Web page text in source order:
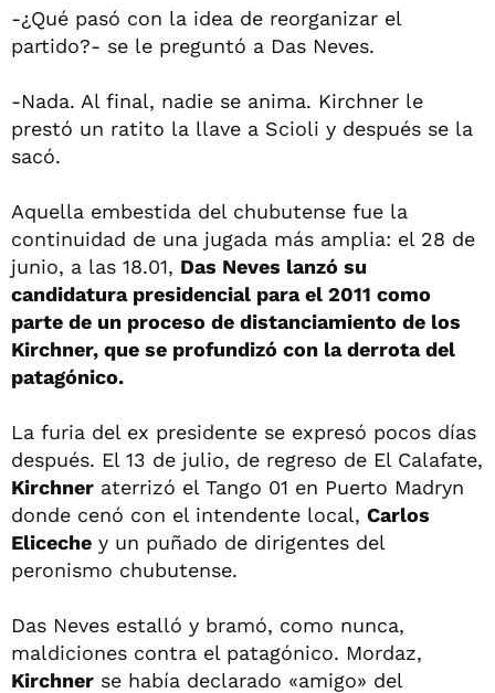
-¿Qué pasó con la idea de reorganizar el
partido?- se le preguntó a Das Neves.
-Nada. Al final, nadie se anima. Kirchner le
prestó un ratito la llave a Scioli y después se la
sacó.
Aquella embestida del chubutense fue la
continuidad de una jugada más amplia: el 28 de
junio, a las 18.01, Das Neves lanzó su
candidatura presidencial para el 2011 como
parte de un proceso de distanciamiento de los
Kirchner, que se profundizó con la derrota del
patagónico.
La furia del ex presidente se expresó pocos días
después. El 13 de julio, de regreso de El Calafate,
Kirchner aterrizó el Tango 01 en Puerto Madryn
donde cenó con el intendente local, Carlos
Eliceche y un puñado de dirigentes del
peronismo chubutense.
Das Neves estalló y bramó, como nunca,
maldiciones contra el patagónico. Mordaz,
Kirchner se había declarado «amigo» del